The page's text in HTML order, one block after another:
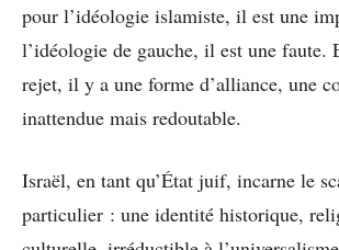
pour l’idéologie islamiste, il est une
l’idéologie de gauche, il est une faute.
rejet, il y a une forme d’alliance, une
inattendue mais redoutable.
Israël, en tant qu’État juif, incarne le
particulier : une identité historique,